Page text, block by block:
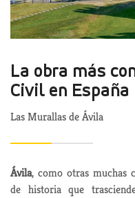
La obra más
Civil en España
Las Murallas de Ávila
Ávila, como otras muchas
de historia que